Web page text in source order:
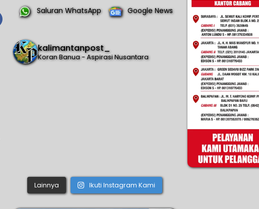
Saluran WhatsApp Google News
kalimantanpost_
Koran Banua - Aspirasi Nusantara
Lainnya Ikuti Instagram Kami